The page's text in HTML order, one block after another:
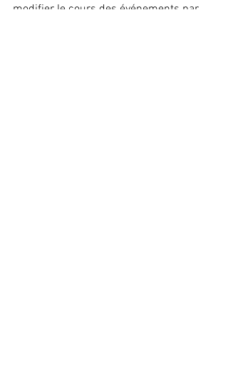
modifier le cours des événements par